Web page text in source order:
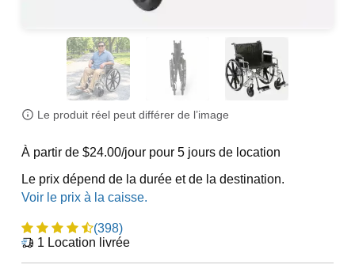
Le produit réel peut différer de l’image
À partir de $24.00/jour pour 5 jours de location
Le prix dépend de la durée et de la destination.
(398)
1 Location livrée